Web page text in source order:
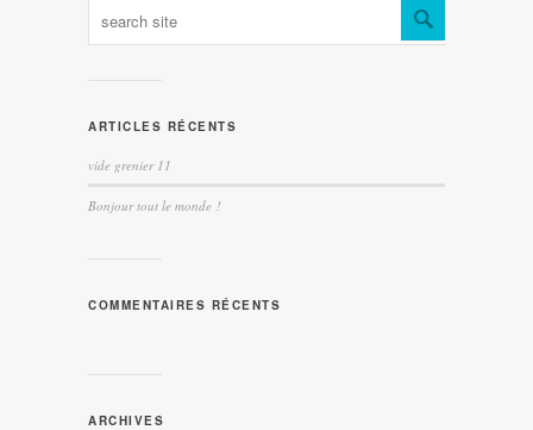
ARTICLES RÉCENTS
vide grenier 11
Bonjour tout le monde !
COMMENTAIRES RÉCENTS
ARCHIVES